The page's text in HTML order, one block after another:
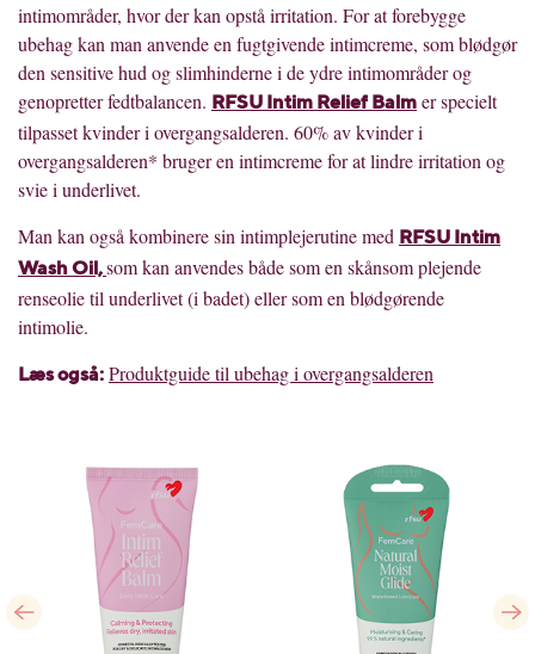
intimområder, hvor der kan opstå irritation. For at forebygge
ubehag kan man anvende en fugtgivende intimcreme, som blødgør
den sensitive hud og slimhinderne i de ydre intimområder og
genopretter fedtbalancen. RFSU Intim Relief Balm er specielt
tilpasset kvinder i overgangsalderen. 60% av kvinder i
overgangsalderen* bruger en intimcreme for at lindre irritation og
svie i underlivet.
Man kan også kombinere sin intimplejerutine med RFSU Intim
Wash Oil,som kan anvendes både som en skånsom plejende
renseolie til underlivet (i badet) eller som en blødgørende
intimolie.
Læs også: Produktguide til ubehag i overgangsalderen